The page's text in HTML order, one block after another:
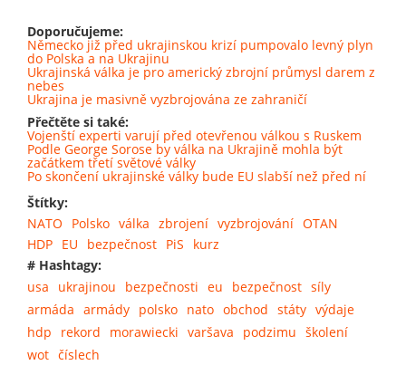
Doporučujeme:
Německo již před ukrajinskou krizí pumpovalo levný plyn
do Polska a na Ukrajinu
Ukrajinská válka je pro americký zbrojní průmysl darem z
nebes
Ukrajina je masivně vyzbrojována ze zahraničí
Přečtěte si také:
Vojenští experti varují před otevřenou válkou s Ruskem
Podle George Sorose by válka na Ukrajině mohla být
začátkem třetí světové války
Po skončení ukrajinské války bude EU slabší než před ní
Štítky:
NATO
Polsko válka zbrojení vyzbrojování OTAN
HDP EU bezpečnost PiS
kurz
# Hashtagy:
usa
ukrajinou bezpečnosti eu bezpečnost síly
armáda armády polsko nato obchod státy výdaje
hdp
rekord morawiecki varšava podzimu školení
wot číslech